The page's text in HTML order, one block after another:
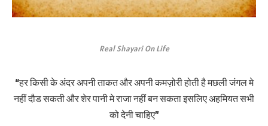
Real Shayari On Life
“हर किसी के अंदर अपनी ताकत और अपनी कमज़ोरी होती है मछली जंगल मे
नहीं दौड सकती और शेर पानी मे राजा नहीं बन सकता इसलिए अहमियत सभी
को देनी चाहिए”